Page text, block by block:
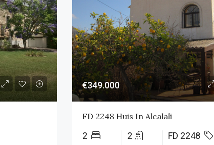
€349.000
FD 2248 Huis In Alcalali
2 2 FD 2248